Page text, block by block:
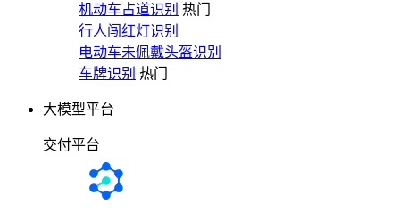
机动车占道识别 热门
行人闯红灯识别
电动车未佩戴头盔识别
车牌识别 热门
大模型平台
交付平台